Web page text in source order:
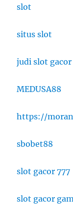
slot
situs slot
judi slot gacor
MEDUSA88
https://
sbobet88
slot gacor 777
slot gacor